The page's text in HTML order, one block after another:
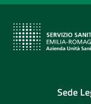
Sede